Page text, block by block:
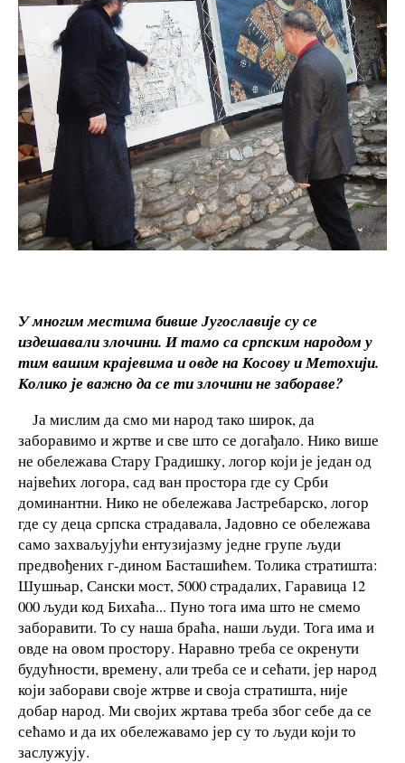
У многим местима бивше Југославије су се
издешавали злочини. И тамо са српским народом у
тим вашим крајевима и овде на Косову и Метохији.
Колико је важно да се ти злочини не забораве?
Ја мислим да смо ми народ тако широк, да
заборавимо и жртве и све што се догађало. Нико више
не обележава Стару Градишку, логор који је један од
највећих логора, сад ван простора где су Срби
доминантни. Нико не обележава Јастребарско, логор
где су деца српска страдавала, Јадовно се обележава
само захваљујући ентузијазму једне групе људи
предвођених г-дином Басташићем. Толика стратишта:
Шушњар, Сански мост, 5000 страдалих, Гаравица 12
000 људи код Бихаћа... Пуно тога има што не смемо
заборавити. То су наша браћа, наши људи. Тога има и
овде на овом простору. Наравно треба се окренути
будућности, времену, али треба се и сећати, јер народ
који заборави своје жтрве и своја стратишта, није
добар народ. Ми својих жртава треба због себе да се
сећамо и да их обележавамо јер су то људи који то
заслужују.